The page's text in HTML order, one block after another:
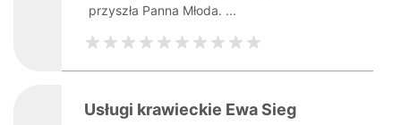
przyszła Panna Młoda. ...
Usługi krawieckie Ewa Sieg